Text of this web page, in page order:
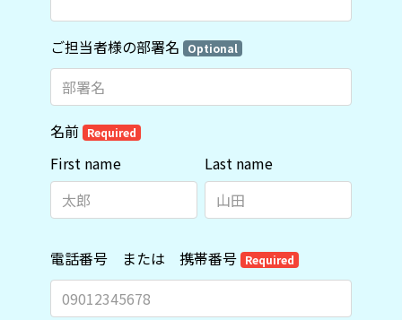
ご担当者様の部署名 Optional
名前 Required
Last name
First name
電話番号 または 携帯番号 Required